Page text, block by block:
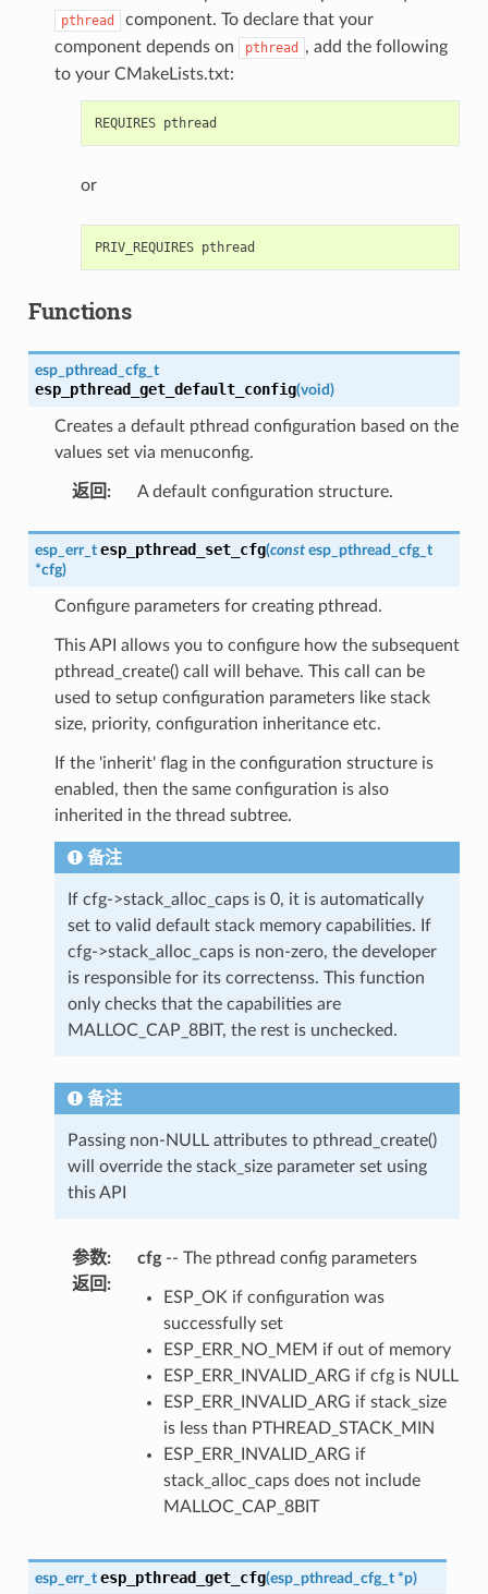
pthread
component. To declare that your
component depends on
pthread
, add the following
to your CMakeLists.txt:
or
Functions
esp_pthread_cfg_t
esp_pthread_get_default_config(void)
Creates a default pthread configuration based on the
values set via menuconfig.
返回 : A default configuration structure.
esp_err_t esp_pthread_set_cfg(const esp_pthread_cfg_t
*cfg)
Configure parameters for creating pthread.
This API allows you to configure how the subsequent
pthread_create() call will behave. This call can be
used to setup configuration parameters like stack
size, priority, configuration inheritance etc.
If the 'inherit' flag in the configuration structure is
enabled, then the same configuration is also
inherited in the thread subtree.
备注
If cfg->stack_alloc_caps is 0, it is automatically
set to valid default stack memory capabilities. If
cfg->stack_alloc_caps is non-zero, the developer
is responsible for its correctenss. This function
only checks that the capabilities are
MALLOC_CAP_8BIT, the rest is unchecked.
备注
Passing non-NULL attributes to pthread_create()
will override the stack_size parameter set using
this API
参数: cfg-- The pthread config parameters
返回 :
ESP_OK if configuration was
successfully set
ESP_ERR_NO_MEM if out of memory
ESP_ERR_INVALID_ARG if cfg is NULL
ESP_ERR_INVALID_ARG if stack_size
is less than PTHREAD_STACK_MIN
ESP_ERR_INVALID_ARG if
stack_alloc_caps does not include
MALLOC_CAP_8BIT
esp_err_t esp_pthread_get_cfg(esp_pthread_cfg_t *p)